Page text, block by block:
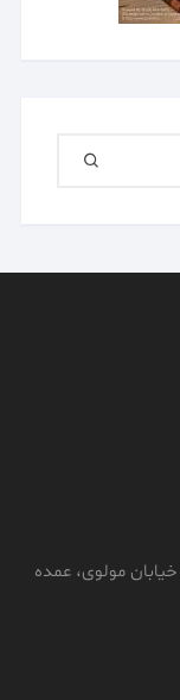
مولوی، عمده